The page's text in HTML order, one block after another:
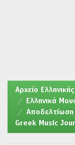
Aρχείο
Ελληνικά
Αποδελτίωση
Greek Music